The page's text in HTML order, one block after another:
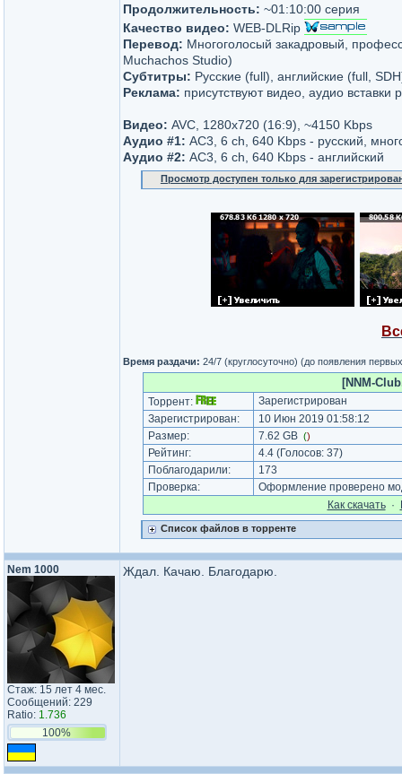
Продолжительность: ~01:10:00 серия
Качество видео: WEB-DLRip
Перевод: Многоголосый закадровый,
Muchachos Studio)
Субтитры: Русские (full), английские (full,
Реклама: присутствуют видео, аудио вставки
Видео: AVC, 1280x720 (16:9), ~4150 Kbps
Аудио #1: AC3, 6 ch, 640 Kbps - русский,
Аудио #2: AC3, 6 ch, 640 Kbps - английский
Просмотр доступен только для
Время раздачи: 24/7 (круглосуточно) (до появления
[NNM-
Торрент:
Зарегистрирован
Зарегистрирован:
10 Июн 2019 01:58:12
Размер:
7.62 GB ()
Рейтинг: 4.4(Голосов: 37)
Поблагодарили:
173
Проверка:
Оформление проверено
Как cкачать·
Список файлов в торренте
Nem 1000
Стаж: 15 лет 4 мес.
Сообщений: 229
Ratio: 1.736
100%
Ждал. Качаю. Благодарю.